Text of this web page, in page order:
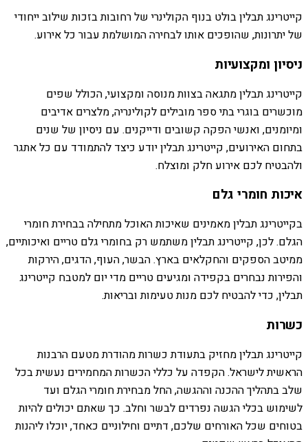
קייטרינג תבלין בולט בנוף הקולינרי של רחובות בזכות שילוב ייחודי
של יתרונות, שהופכים אותו לבחירה המושלמת עבור כל אירוע.
ניסיון ומקצועיות
קייטרינג תבלין מתגאה בצוות מנוסה ומקצועי, הכולל שפים
מוכשרים בוגרי בתי ספר מובילים לקולינריה, מלצרים אדיבים
ומיומנים, ואנשי הפקה קשובים ודייקנים. עם ניסיון של שנים
בתחום האירועים, קייטרינג תבלין יודע כיצד להתמודד עם כל אתגר
ולהבטיח לכם אירוע חלק ומוצלח.
איכות חומרי גלם
בקייטרינג תבלין מאמינים שאיכות האוכל מתחילה בבחירת חומרי
הגלם. לכן, קייטרינג תבלין משתמש רק בחומרי גלם טריים ואיכותיים,
ממיטב הספקים והחקלאים בארץ. הבשר, העוף, הדגים, הירקות
והפירות נבחרים בקפידה ומגיעים טריים מדי יום למטבח קייטרינג
תבלין, כדי להבטיח לכם מנות טעימות ובריאות.
כשרות
קייטרינג תבלין מחזיק בתעודת כשרות מהודרת מטעם הרבנות
הראשית לישראל. הקפדה על כללי הכשרות המחמירים נעשית בכל
שלב בתהליך ההכנה וההגשה, החל מבחירת חומרי הגלם ועד
לשימוש בכלי הגשה נפרדים לבשר וחלב. כך שאתם יכולים להיות
בטוחים שכל האורחים שלכם, דתיים וחילוניים כאחד, יוכלו ליהנות